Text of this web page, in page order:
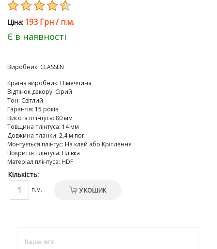
Цiна: 193 Грн/п.м.
Є в наявності
Виробник: CLASSEN
Країна виробник: Німеччина
Відтінок декору: Сірий
Тон: Світлий
Гарантія: 15 років
Висота плінтуса: 80 мм
Товщина плінтуса: 14 мм
Довжина планки: 2,4 м.пог.
Монтується плінтус: На клей або Кріплення
Покриття плінтуса: Плівка
Матеріал плінтуса: HDF
Кількість:
п.м. У КОШИК